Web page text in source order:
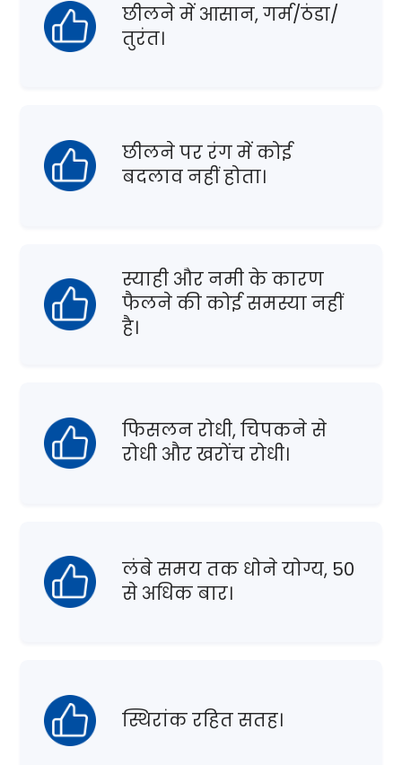
छीलने में आसान, गर्म/ठंडा/
तुरंत।
छीलने पर रंग में कोई
बदलाव नहीं होता।
स्याही और नमी के कारण
फैलने की कोई समस्या नहीं
है।
फिसलन रोधी, चिपकने से
रोधी और खरोंच रोधी।
लंबे समय तक धोने योग्य, 50
से अधिक बार।
स्थिरांक रहित सतह।